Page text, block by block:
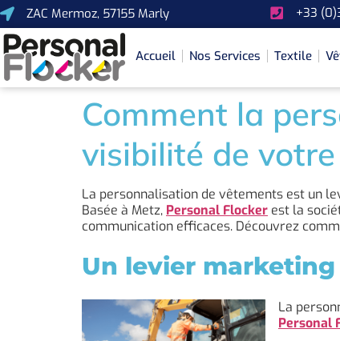
ZAC Mermoz, 57155 Marly +33
Accueil Nos Services Textile
Comment la
visibilité de
La personnalisation de vêtements est un
Basée à Metz, Personal Flocker est la
communication efficaces. Découvrez
Un levier
La
Personal